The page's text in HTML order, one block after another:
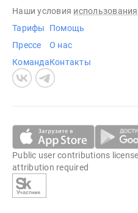
Наши условия использования
Тарифы
Прессе
Команда
Помощь
О нас
Контакты
Public user contributions
attribution required